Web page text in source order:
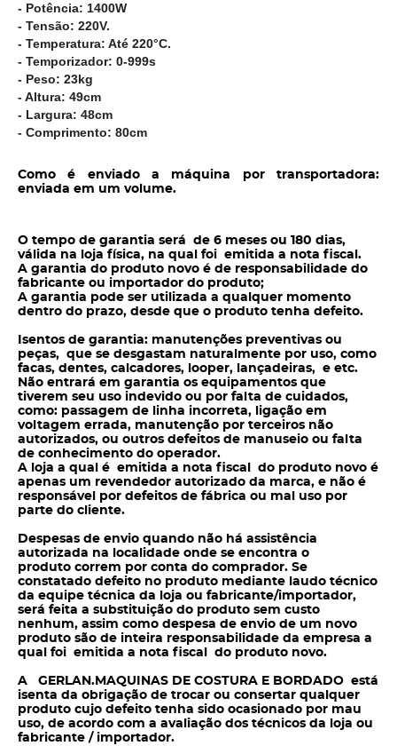
- Potência: 1400W
- Tensão: 220V.
- Temperatura: Até 220°C.
- Temporizador: 0-999s
- Peso: 23kg
- Altura: 49cm
- Largura: 48cm
- Comprimento: 80cm
Como é enviado a máquina por transportadora:
enviada em um volume.
O tempo de garantia será de 6 meses ou 180 dias,
válida na loja física, na qual foi emitida a nota fiscal.
A garantia do produto novo é de responsabilidade do
fabricante ou importador do produto;
A garantia pode ser utilizada a qualquer momento
dentro do prazo, desde que o produto tenha defeito.
Isentos de garantia: manutenções preventivas ou
peças, que se desgastam naturalmente por uso, como
facas, dentes, calcadores, looper, lançadeiras, e etc.
Não entrará em garantia os equipamentos que
tiverem seu uso indevido ou por falta de cuidados,
como: passagem de linha incorreta, ligação em
voltagem errada, manutenção por terceiros não
autorizados, ou outros defeitos de manuseio ou falta
de conhecimento do operador.
A loja a qual é emitida a nota fiscal do produto novo é
apenas um revendedor autorizado da marca, e não é
responsável por defeitos de fábrica ou mal uso por
parte do cliente.
Despesas de envio quando não há assistência
autorizada na localidade onde se encontra o
produto correm por conta do comprador. Se
constatado defeito no produto mediante laudo técnico
da equipe técnica da loja ou fabricante/importador,
será feita a substituição do produto sem custo
nenhum, assim como despesa de envio de um novo
produto são de inteira responsabilidade da empresa a
qual foi emitida a nota fiscal do produto novo.
A GERLAN.MAQUINAS DE COSTURA E BORDADO está
isenta da obrigação de trocar ou consertar qualquer
produto cujo defeito tenha sido ocasionado por mau
uso, de acordo com a avaliação dos técnicos da loja ou
fabricante / importador.